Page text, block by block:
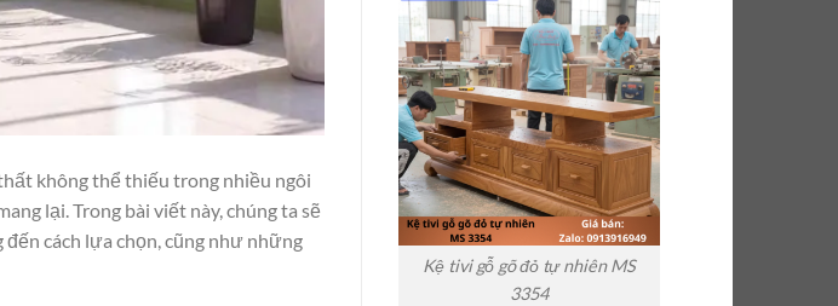
không thể thiếu trong nhiều ngôi
lại. Trong bài viết này, chúng ta sẽ
cách lựa chọn, cũng như những
Kệ tivi gỗ gõ đỏ tự nhiên MS
3354